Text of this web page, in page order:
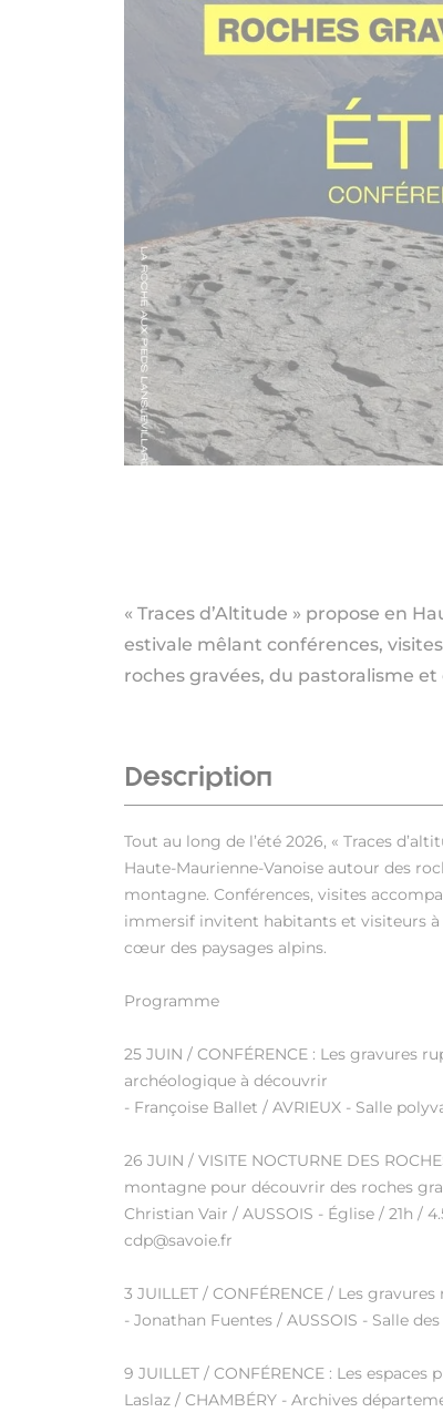
« Traces d’Altitude » propose en
estivale mêlant conférences,
roches gravées, du pastoralisme
Description
Tout au long de l’été 2026, « Traces
Haute-Maurienne-Vanoise autour des
montagne. Conférences, visites
immersif invitent habitants et visiteurs
cœur des paysages alpins.
Programme
25 JUIN / CONFÉRENCE : Les gravures
archéologique à découvrir
- Françoise Ballet / AVRIEUX - Salle
26 JUIN / VISITE NOCTURNE DES
montagne pour découvrir des roches
Christian Vair / AUSSOIS - Église / 21h /
cdp@savoie.fr
3 JUILLET / CONFÉRENCE / Les
- Jonathan Fuentes / AUSSOIS - Salle
9 JUILLET / CONFÉRENCE : Les
Laslaz / CHAMBÉRY - Archives